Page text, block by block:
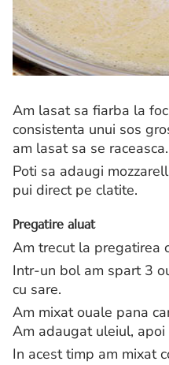
Am lasat sa fiarba la
consistenta unui sos
am lasat sa se raceasca.
Poti sa adaugi
pui direct pe clatite.
Pregatire aluat
Am trecut la pregatirea
Intr-un bol am spart 3
cu sare.
Am mixat ouale pana
Am adaugat uleiul,
In acest timp am mixat